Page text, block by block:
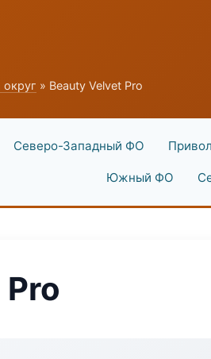
» Beauty Velvet Pro
Северо-Западный ФО
Южный ФО